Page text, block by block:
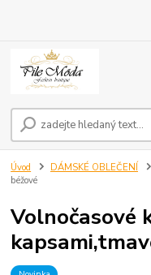
Úvod DÁMSKÉ OBLEČENÍ
béžové
Volnočasové